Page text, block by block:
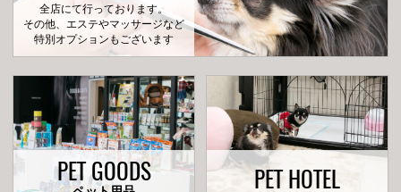
全店にて行っております。
その他、エステやマッサージなど
特別オプションもございます
PET GOODS PET HOTEL